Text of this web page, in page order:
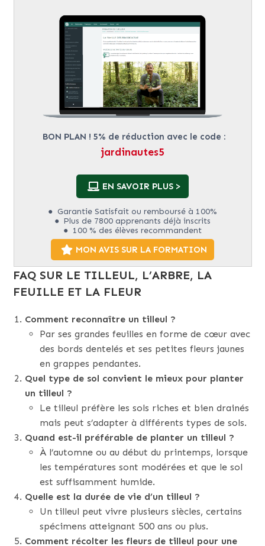
BON PLAN ! 5% de réduction avec le code :
jardinautes5
EN SAVOIR PLUS >
Garantie Satisfait ou remboursé à 100%
Plus de 7800 apprenants déjà inscrits
100 % des élèves recommandent
MON AVIS SUR LA FORMATION
FAQ SUR LE TILLEUL, L’ARBRE, LA
FEUILLE ET LA FLEUR
Comment reconnaître un tilleul ?
Par ses grandes feuilles en forme de cœur avec
des bords dentelés et ses petites fleurs jaunes
en grappes pendantes.
Quel type de sol convient le mieux pour planter
un tilleul ?
Le tilleul préfère les sols riches et bien drainés
mais peut s’adapter à différents types de sols.
Quand est-il préférable de planter un tilleul ?
À l’automne ou au début du printemps, lorsque
les températures sont modérées et que le sol
est suffisamment humide.
Quelle est la durée de vie d’un tilleul ?
Un tilleul peut vivre plusieurs siècles, certains
spécimens atteignant 500 ans ou plus.
Comment récolter les fleurs de tilleul pour une